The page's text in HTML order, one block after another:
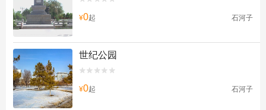
¥0起 石河子
世纪公园


¥0起 石河子